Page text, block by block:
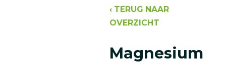
‹ TERUG NAAR
OVERZICHT
Magnesium